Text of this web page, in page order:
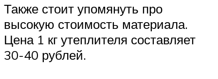
Также стоит упомянуть про
высокую стоимость материала.
Цена 1 кг утеплителя составляет
30-40 рублей.